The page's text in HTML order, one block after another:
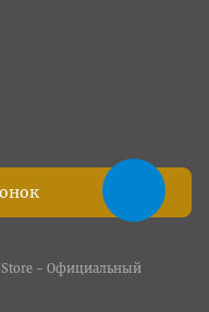
- Официальный